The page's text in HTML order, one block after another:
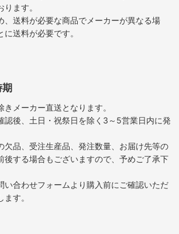
ます。
、送料が必要な商品でメーカーが異なる場
送料が必要です。
期
メーカー直送となります。
認後、土日・祝祭日を除く3～5営業日内に発
欠品、受注生産品、発注数量、お届け先等の
後する場合もございますので、予めご了承下
い合わせフォームより購入前にご確認いただ
す。